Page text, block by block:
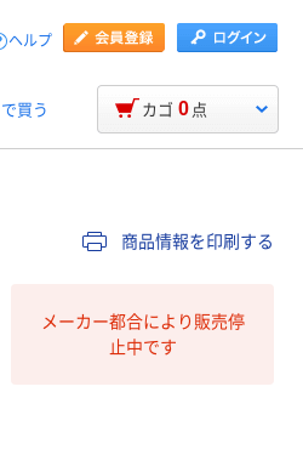
ヘルプ
買う カゴ 0 点
商品情報を印刷する
メーカー都合により販売停
止中です